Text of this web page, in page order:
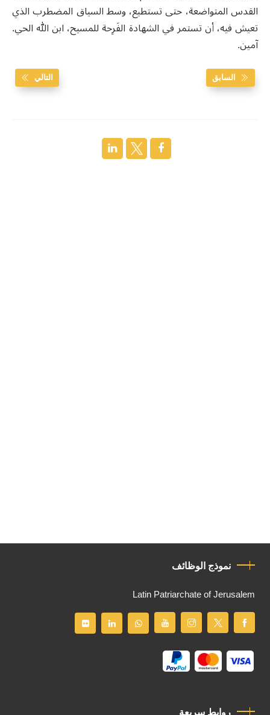
القدس المتواضعة، حتى تستطيع، وسط السياق المضطرب الذي
تعيش فيه، أن تستمر في الشهادة الفَرِحة للمسيح، ابن الله الحي.
آمين.
السابق التالي
نموذج الوظائف
Latin Patriarchate of Jerusalem
روابط سريعة